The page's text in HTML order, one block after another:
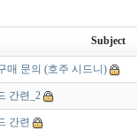
Subject
매 문의 (호주 시드니)
간련_2
간련